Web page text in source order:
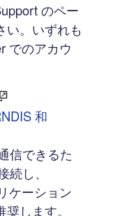
のペー
い。いずれも
でのアカウ
和
信できるた
し、
ケーション
します。